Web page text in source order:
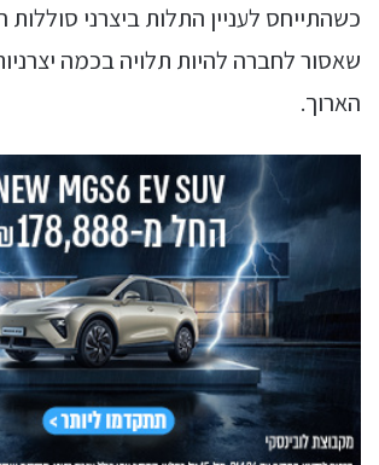
כשהתייחס לעניין התלות ביצרני סוללות
שאסור לחברה להיות תלויה בכמה
הארוך.